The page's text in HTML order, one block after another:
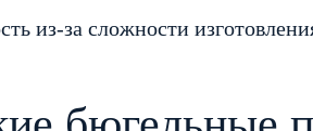
из-за сложности